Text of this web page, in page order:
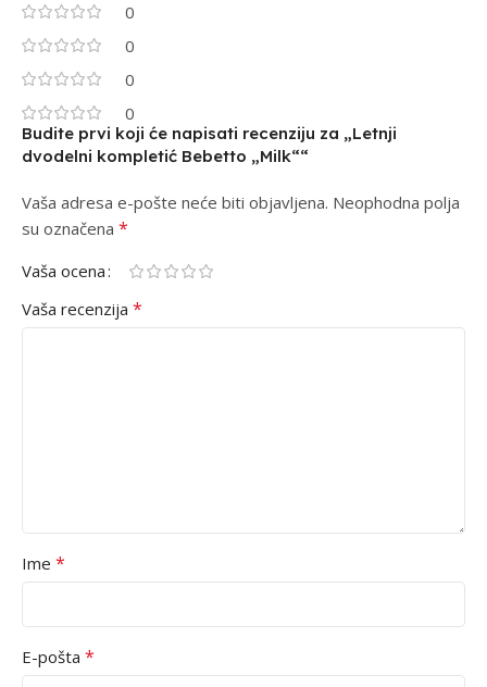
0
0
0
0
Budite prvi koji će napisati recenziju za „Letnji
dvodelni kompletić Bebetto „Milk““
Vaša adresa e-pošte neće biti objavljena. Neophodna polja
su označena *
Vaša ocena
Vaša recenzija *
Ime *
E-pošta *
Alternative: